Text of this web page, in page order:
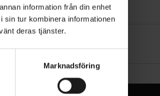
information från din enhet
sin tur kombinera informationen
deras tjänster.
Marknadsföring
insekter. Dra
fartvind i
kall
cm, 58 cm, 57